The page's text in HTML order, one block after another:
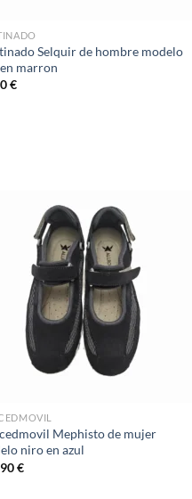
Selquir de hombre modelo
marron
€
Mephisto de mujer
niro en azul
€